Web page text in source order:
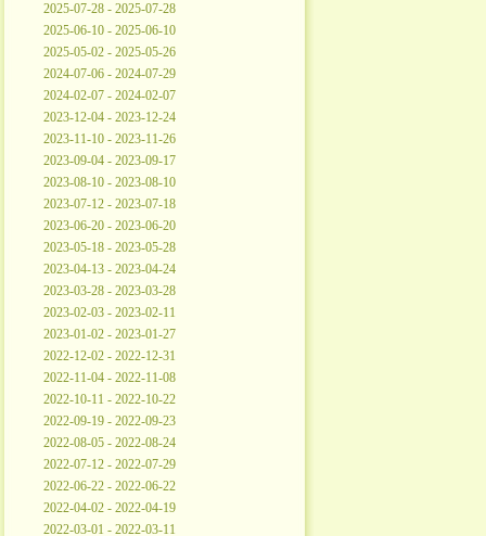
2025-07-28 - 2025-07-28
2025-06-10 - 2025-06-10
2025-05-02 - 2025-05-26
2024-07-06 - 2024-07-29
2024-02-07 - 2024-02-07
2023-12-04 - 2023-12-24
2023-11-10 - 2023-11-26
2023-09-04 - 2023-09-17
2023-08-10 - 2023-08-10
2023-07-12 - 2023-07-18
2023-06-20 - 2023-06-20
2023-05-18 - 2023-05-28
2023-04-13 - 2023-04-24
2023-03-28 - 2023-03-28
2023-02-03 - 2023-02-11
2023-01-02 - 2023-01-27
2022-12-02 - 2022-12-31
2022-11-04 - 2022-11-08
2022-10-11 - 2022-10-22
2022-09-19 - 2022-09-23
2022-08-05 - 2022-08-24
2022-07-12 - 2022-07-29
2022-06-22 - 2022-06-22
2022-04-02 - 2022-04-19
2022-03-01 - 2022-03-11